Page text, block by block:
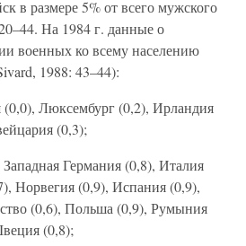
в размере 5% от всего мужского
На 1984 г. данные о
военных ко всему населению
1988: 43–44):
(0,0), Люксембург (0,2), Ирландия
(0,3);
Германия (0,8), Италия
Норвегия (0,9), Испания (0,9),
(0,6), Польша (0,9), Румыния
(0,8);